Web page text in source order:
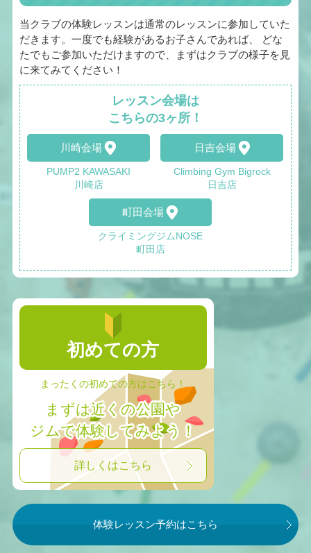
当クラブの体験レッスンは通常のレッスンに参加していた
だきます。一度でも経験があるお子さんであれば、 どな
たでもご参加いただけますので、まずはクラブの様子を見
に来てみてください！
レッスン会場は
こちらの3ヶ所！
川崎会場
PUMP2 KAWASAKI
川崎店
日吉会場
Climbing Gym Bigrock
日吉店
町田会場
クライミングジムNOSE
町田店
初めての方
まったくの初めての方はこちら！
まずは近くの公園や
ジムで体験してみよう！
詳しくはこちら
体験レッスン予約はこちら